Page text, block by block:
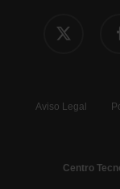
twitter
Aviso Legal
Centro